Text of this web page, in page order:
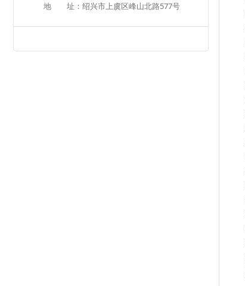
地 址：绍兴市上虞区峰山北路577号